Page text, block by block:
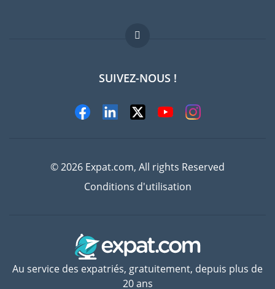
Offres d'emploi
FAQ
Experts
SUIVEZ-NOUS !
© 2026 Expat.com, All rights Reserved
Conditions d'utilisation
Au service des expatriés, gratuitement, depuis plus de
20 ans